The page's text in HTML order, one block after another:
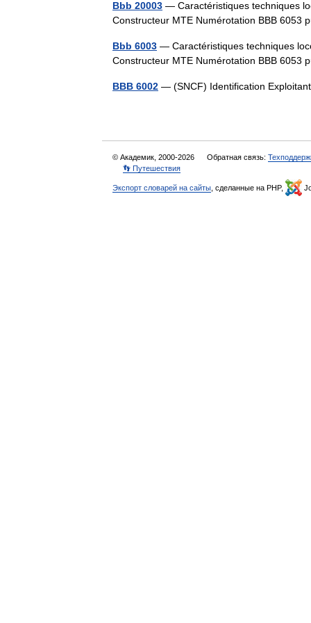
Bbb 20003 — Caractéristiques techniques
Constructeur MTE Numérotation BBB
Bbb 6003 — Caractéristiques techniques
Constructeur MTE Numérotation BBB
BBB 6002 — (SNCF) Identification
© Академик, 2000-2026 Обратная связь:
👣 Путешествия
Экспорт словарей на сайты , сделанные на PHP,